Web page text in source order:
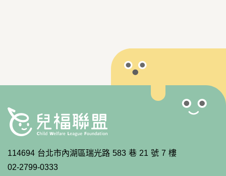
114694 台北市內湖區瑞光路 583 巷 21 號 7 樓
02-2799-0333